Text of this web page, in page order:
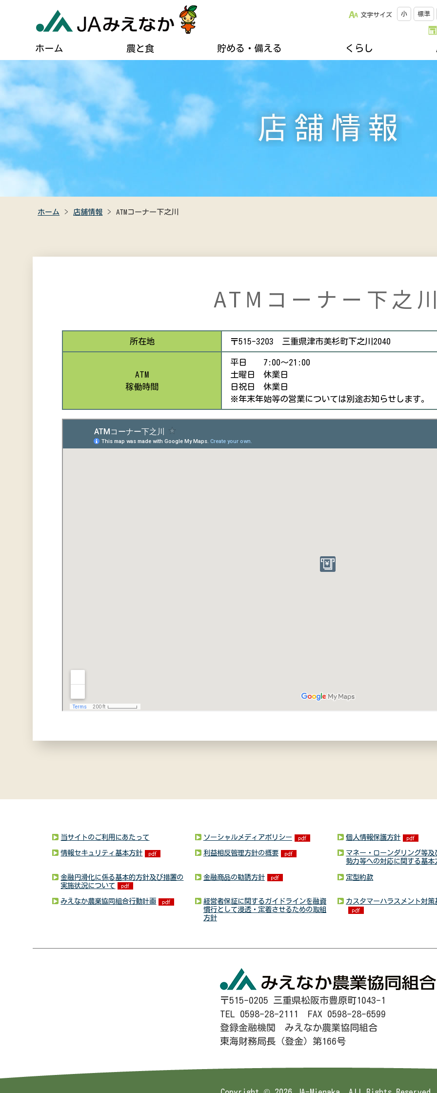
文字サイズ 小 標準
ホーム
農と食
農業に関するご案内
肥料・農薬などの購入
農業機械の購入・修理
農産物直売所のご案内
食農教育
JAみえなかの特産品
松阪牛のご紹介
おすすめレシピ
地域を支える生産者
郷土資料館のご案内
貯める・備える
貯める・借りる（JAバンク）
くらし
葬儀に関するご相談
住宅設備のご相談
燃油配送のご案内
女性組織連絡協議会のご紹介
助け合い組織について
高齢者福祉サービス
キッチンスタジオみちゅらる
年金友の会のご案内
各種相談会
移動購買車「幸多ろう号」
JAについて
事業計画
キャラクター紹介
自己改革について
ディスクロージャー
広報誌
クイズ＆プレゼント
関連リンク集
ホーム 店舗情報 ATMコーナー下之川
ATMコーナー下之
所在地 〒515-3203 三重県津市美杉町下之川2040
ATM
稼働時間
平日 7:00～21:00
土曜日 休業日
日祝日 休業日
※年末年始等の営業については別途お知らせします。
当サイトのご利用にあたって ソーシャルメディアポリシー 個人情報保護方針
情報セキュリティ基本方針 利益相反管理方針の概要
マネー・ローンダリング等及
勢力等への対応に関する基本
金融円滑化に係る基本的方針及び措置の
実施状況について
金融商品の勧誘方針 定型約款
みえなか農業協同組合行動計画
経営者保証に関するガイドラインを融資
慣行として浸透・定着させるための取組
方針
カスタマーハラスメント対策
〒515-0205 三重県松阪市豊原町1043-1
TEL 0598-28-2111 FAX 0598-28-6599
登録金融機関 みえなか農業協同組合
東海財務局長（登金）第166号